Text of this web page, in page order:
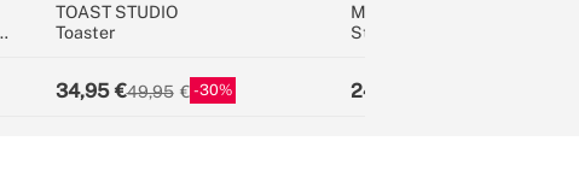
TOAST STUDIO
Toaster
34,95 49,95 30
MOI STUDIO
Standmixer mit Take Away
24,95